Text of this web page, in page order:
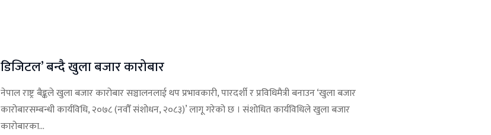
डिजिटल’ बन्दै खुला बजार कारोबार
नेपाल राष्ट्र बैङ्कले खुला बजार कारोबार सञ्चालनलाई थप प्रभावकारी, पारदर्शी र प्रविधिमैत्री बनाउन ‘खुला बजार
कारोबारसम्बन्धी कार्यविधि, २०७८ (नवौँ संशोधन, २०८३)’ लागू गरेको छ । संशोधित कार्यविधिले खुला बजार
कारोबारका...